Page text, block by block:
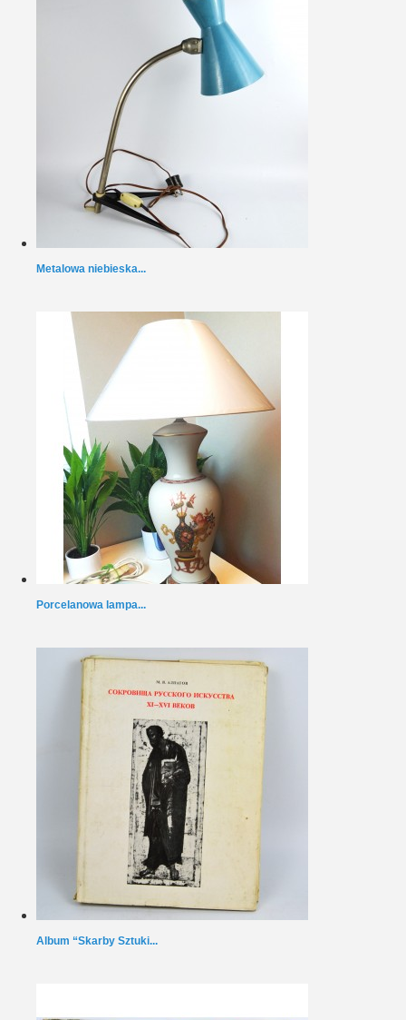
Metalowa niebieska...
Porcelanowa lampa...
Album “Skarby Sztuki...